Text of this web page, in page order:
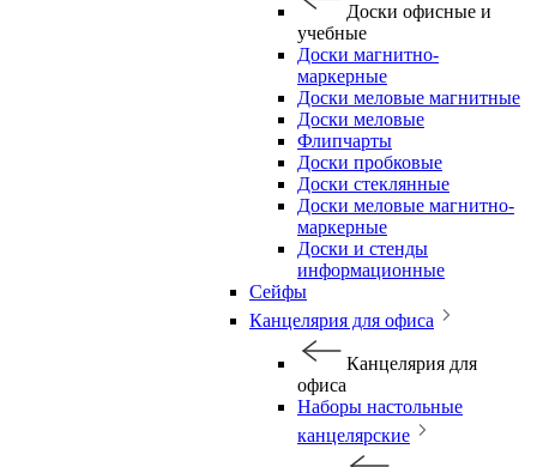
Доски офисные и
учебные
Доски магнитно-
маркерные
Доски меловые магнитные
Доски меловые
Флипчарты
Доски пробковые
Доски стеклянные
Доски меловые магнитно-
маркерные
Доски и стенды
информационные
Сейфы
Канцелярия для офиса
Канцелярия для
офиса
Наборы настольные
канцелярские